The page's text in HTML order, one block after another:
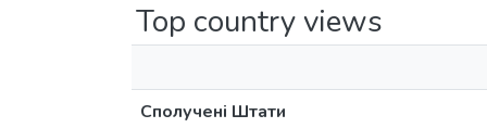
Top country views
Сполучені Штати